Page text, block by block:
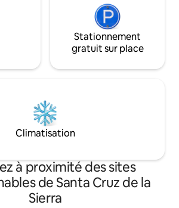
Stationnement
gratuit sur place
Climatisation
à proximité des sites
de Santa Cruz de la
Sierra